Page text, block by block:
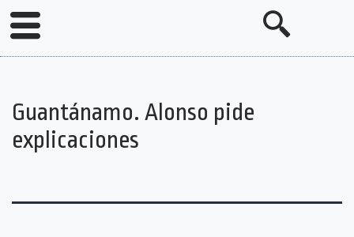
Guantánamo. Alonso pide
explicaciones